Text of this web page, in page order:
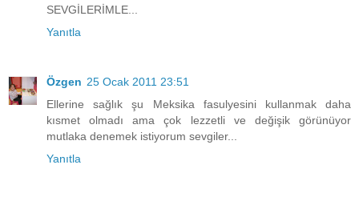
SEVGİLERİMLE...
Yanıtla
Özgen 25 Ocak 2011 23:51
Ellerine sağlık şu Meksika fasulyesini kullanmak daha
kısmet olmadı ama çok lezzetli ve değişik görünüyor
mutlaka denemek istiyorum sevgiler...
Yanıtla